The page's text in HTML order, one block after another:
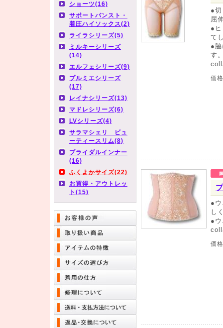
ショーツ(16)
サポートパンスト・
着圧ハイソックス(2)
ライラシリーズ(5)
ミルキーシリーズ
(14)
エルフェシリーズ(9)
プルミエシリーズ
(17)
レイナシリーズ(13)
マドレシリーズ(6)
LVシリーズ(4)
サラマシェリ ビュ
ーティースリム(8)
ブライダルインナー
(16)
ふくよかサイズ(22)
お買得・アウトレッ
ト(15)
●
屈
●
て
●
す
価格
●
し
●
価格